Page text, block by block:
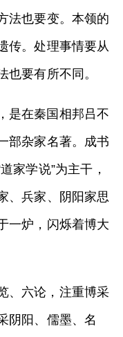
法也要变。本领的
传。处理事情要从
也要有所不同。
是在秦国相邦吕不
部杂家名著。成书
家学说”为主干，
、兵家、阴阳家思
一炉，闪烁着博大
、六论，注重博采
阴阳、儒墨、名